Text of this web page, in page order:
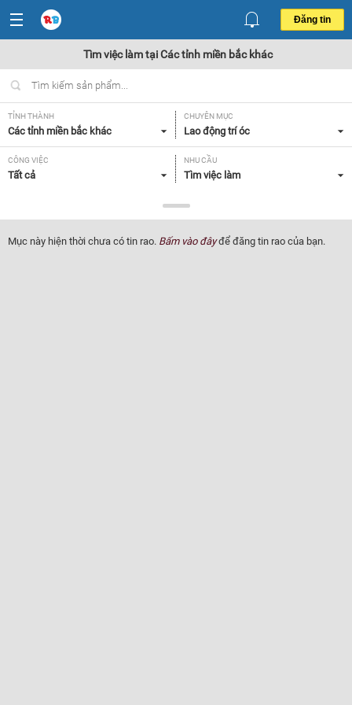
Đăng tin
Tìm việc làm tại Các tỉnh miền bắc khác
TỈNH THÀNH
Các tỉnh miền bắc khác
CHUYÊN MỤC
Lao động trí óc
CÔNG VIỆC
Tất cả
NHU CẦU
Tìm việc làm
Tất cả
Mục này hiện thời chưa có tin rao. Bấm vào đâyđể đăng tin rao của bạn.